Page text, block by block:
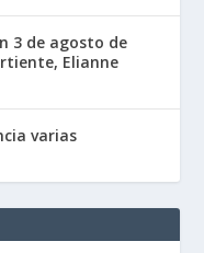
3 de agosto de
Elianne
varias